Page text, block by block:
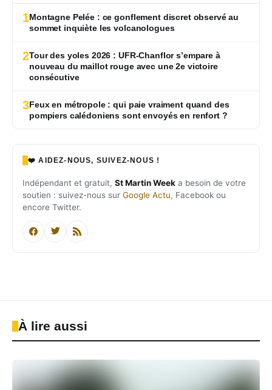
1Montagne Pelée : ce gonflement discret observé au
sommet inquiète les volcanologues
2Tour des yoles 2026 : UFR-Chanflor s’empare à
nouveau du maillot rouge avec une 2e victoire
consécutive
3Feux en métropole : qui paie vraiment quand des
pompiers calédoniens sont envoyés en renfort ?
❤️ AIDEZ-NOUS, SUIVEZ-NOUS !
Indépendant et gratuit, St Martin Week a besoin de votre
soutien : suivez-nous sur Google Actu, Facebook ou
encore Twitter.
À lire aussi